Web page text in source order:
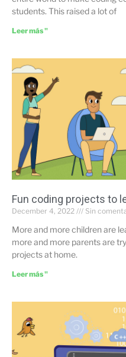
students. This raised a lot of
Leer más "
Fun coding projects to
December 4, 2022 Sin
More and more children are
more and more parents are
projects at home.
Leer más "